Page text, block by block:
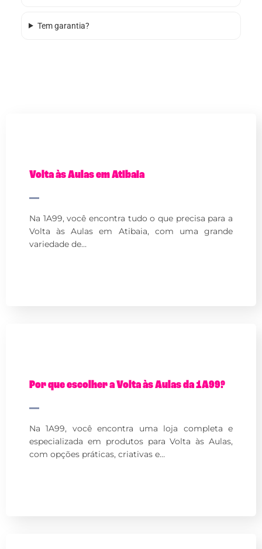
Tem garantia?
Volta às Aulas em Atibaia
Na 1A99, você encontra tudo o que precisa para a
Volta às Aulas em Atibaia, com uma grande
variedade de…
Por que escolher a Volta às Aulas da 1A99?
Na 1A99, você encontra uma loja completa e
especializada em produtos para Volta às Aulas,
com opções práticas, criativas e…